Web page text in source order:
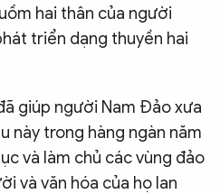
hai thân của người
triển dạng thuyền hai
giúp người Nam Đảo xưa
này trong hàng ngàn năm
và làm chủ các vùng đảo
và văn hóa của họ lan